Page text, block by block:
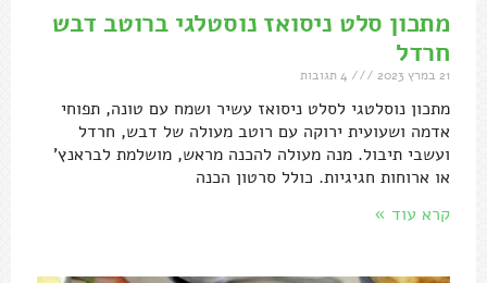
מתכון סלט ניסואז נוסטלגי ברוטב דבש
חרדל
21 במרץ 2023
מתכון נוסלטגי לסלט ניסואז עשיר ושמח עם טונה, תפוחי
אדמה ושעועית ירוקה עם רוטב מעולה של דבש, חרדל
ועשבי תיבול. מנה מעולה להכנה מראש, מושלמת לבראנץ'
או ארוחות חגיגיות. כולל סרטון הכנה
קרא עוד »